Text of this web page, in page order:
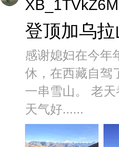
登顶加乌
感谢媳妇在今年
休，在西藏自驾
一串雪山。 老
天气好......